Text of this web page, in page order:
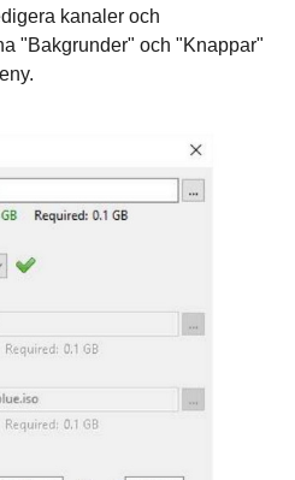
kanaler och
"Bakgrunder" och "Knappar"